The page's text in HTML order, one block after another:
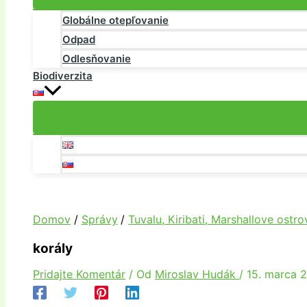
Globálne otepľovanie
Odpad
Odlesňovanie
Biodiverzita
Domov Správy Tuvalu, Kiribati, Marshallove
korály
Pridajte Komentár / Od Miroslav Hudák / 15. marca